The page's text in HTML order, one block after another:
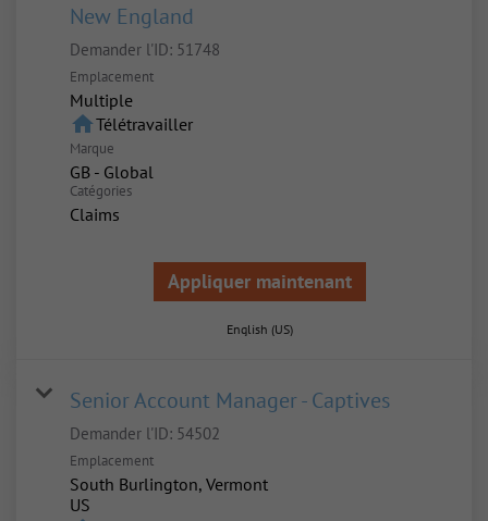
New England
Demander l'ID: 51748
Emplacement
Multiple
homeTélétravailler
Marque
GB - Global
Catégories
Claims
Appliquer maintenant
English (US)
Senior Account Manager - Captives
Demander l'ID: 54502
Emplacement
South Burlington, Vermont